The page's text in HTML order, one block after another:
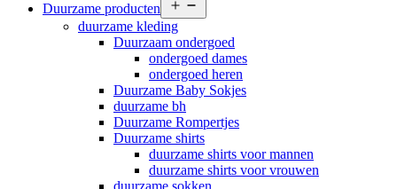
Duurzame producten
menu
duurzame kleding
Duurzaam ondergoed
ondergoed dames
ondergoed heren
Duurzame Baby Sokjes
duurzame bh
Duurzame Rompertjes
Duurzame shirts
duurzame shirts voor mannen
duurzame shirts voor vrouwen
duurzame sokken